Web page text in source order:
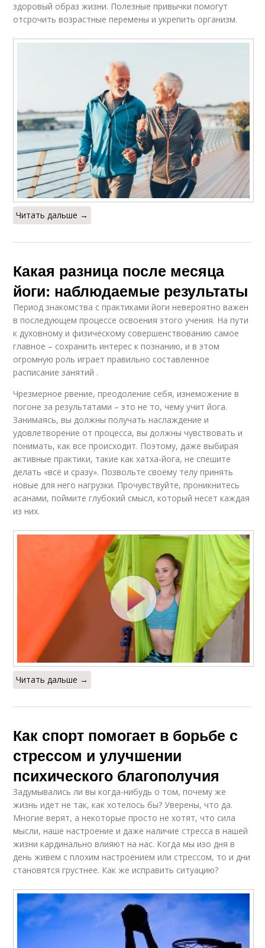
здоровый образ жизни. Полезные привычки помогут
отсрочить возрастные перемены и укрепить организм.
Читать дальше →
Какая разница после месяца
йоги: наблюдаемые результаты
Период знакомства с практиками йоги невероятно важен
в последующем процессе освоения этого учения. На пути
к духовному и физическому совершенствованию самое
главное – сохранить интерес к познанию, и в этом
огромную роль играет правильно составленное
расписание занятий .
Чрезмерное рвение, преодоление себя, изнеможение в
погоне за результатами – это не то, чему учит йога.
Занимаясь, вы должны получать наслаждение и
удовлетворение от процесса, вы должны чувствовать и
понимать, как все происходит. Поэтому, даже выбирая
активные практики, такие как хатха‑йога, не спешите
делать «всё и сразу». Позвольте своему телу принять
новые для него нагрузки. Прочувствуйте, проникнитесь
асанами, поймите глубокий смысл, который несет каждая
из них.
Читать дальше →
Как спорт помогает в борьбе с
стрессом и улучшении
психического благополучия
Задумывались ли вы когда-нибудь о том, почему же
жизнь идет не так, как хотелось бы? Уверены, что да.
Многие верят, а некоторые просто не хотят, что сила
мысли, наше настроение и даже наличие стресса в нашей
жизни кардинально влияют на нас. Когда мы изо дня в
день живем с плохим настроением или стрессом, то и дни
становятся грустнее. Как же исправить ситуацию?